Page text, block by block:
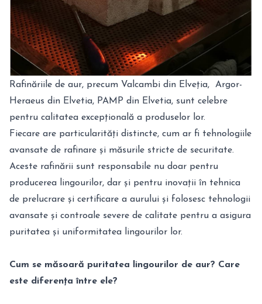
Rafinăriile de aur, precum Valcambi din Elveția, Argor-
Heraeus din Elvetia, PAMP din Elvetia, sunt celebre
pentru calitatea excepțională a produselor lor.
Fiecare are particularități distincte, cum ar fi tehnologiile
avansate de rafinare și măsurile stricte de securitate.
Aceste rafinării sunt responsabile nu doar pentru
producerea lingourilor, dar și pentru inovații în tehnica
de prelucrare și certificare a aurului și folosesc tehnologii
avansate și controale severe de calitate pentru a asigura
puritatea și uniformitatea lingourilor lor.
Cum se măsoară puritatea lingourilor de aur? Care
este diferența între ele?